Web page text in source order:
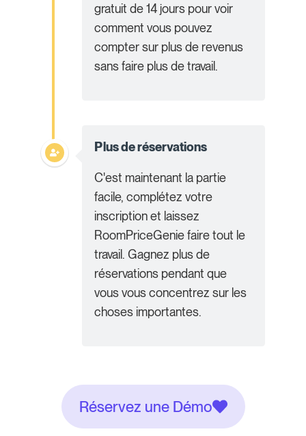
gratuit de 14 jours pour voir
comment vous pouvez
compter sur plus de revenus
sans faire plus de travail.
Plus de réservations
C'est maintenant la partie
facile, complétez votre
inscription et laissez
RoomPriceGenie faire tout le
travail. Gagnez plus de
réservations pendant que
vous vous concentrez sur les
choses importantes.
Réservez une Démo